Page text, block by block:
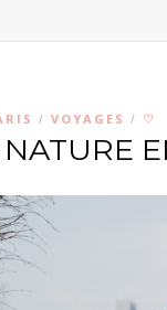
/ VOYAGES / ♡